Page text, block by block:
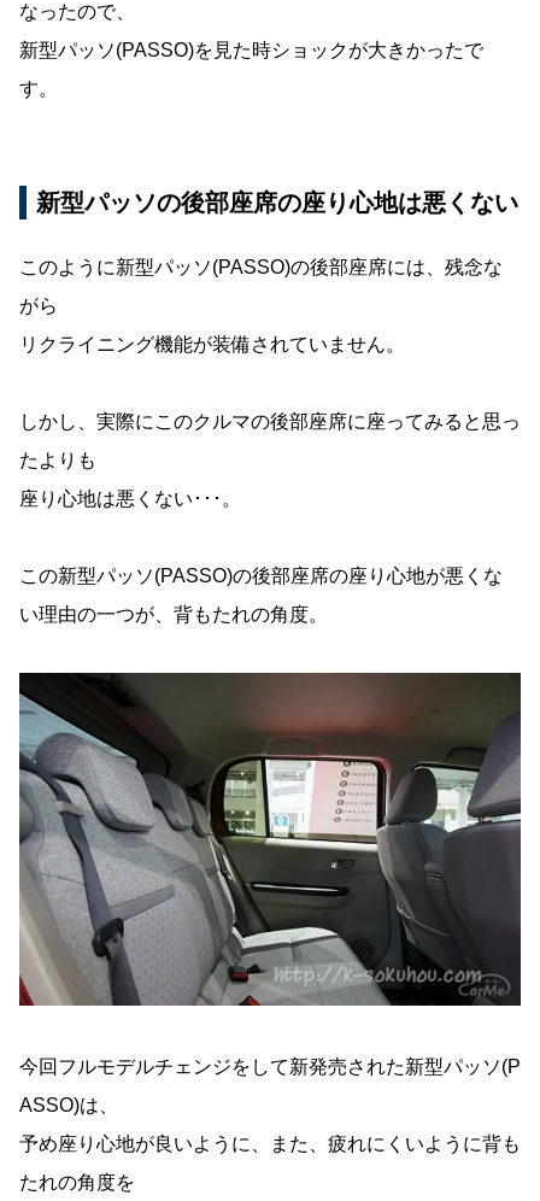
なったので、
新型パッソ(PASSO)を見た時ショックが大きかったで
す。
新型パッソの後部座席の座り心地は悪くない
このように新型パッソ(PASSO)の後部座席には、残念な
がら
リクライニング機能が装備されていません。
しかし、実際にこのクルマの後部座席に座ってみると思っ
たよりも
座り心地は悪くない･･･。
この新型パッソ(PASSO)の後部座席の座り心地が悪くな
い理由の一つが、背もたれの角度。
今回フルモデルチェンジをして新発売された新型パッソ(P
ASSO)は、
予め座り心地が良いように、また、疲れにくいように背も
たれの角度を